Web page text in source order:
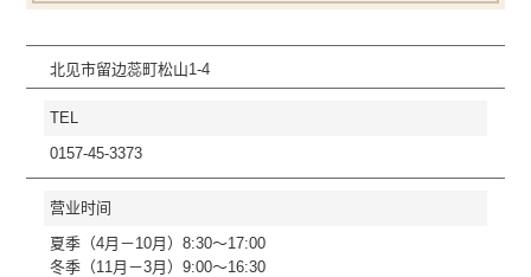
北见市留边蕊町松山1-4
TEL
0157-45-3373
营业时间
夏季（4月－10月）8:30～17:00
冬季（11月－3月）9:00～16:30